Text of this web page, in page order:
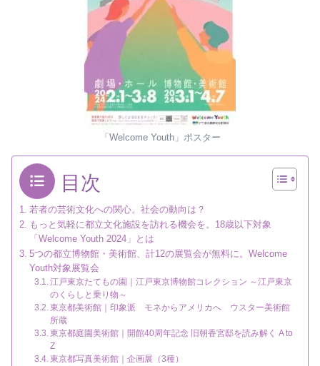
「Welcome Youth」ポスター
目次
若者の芸術文化への関心。社会の動向は？
もっと気軽に都立文化施設を訪れる機会を。18歳以下対象
「Welcome Youth 2024」とは
5つの都立博物館・美術館、計12の展覧会が無料に。Welcome
Youth対象展覧会
江戸東京たてもの園｜江戸東京博物館コレクション ～江戸東京
のくらしと乗り物～
東京都美術館｜印象派 モネからアメリカへ ウスター美術館
所蔵
東京都庭園美術館｜開館40周年記念 旧朝香宮邸を読み解く A to
Z
東京都写真美術館｜企画展（3種）